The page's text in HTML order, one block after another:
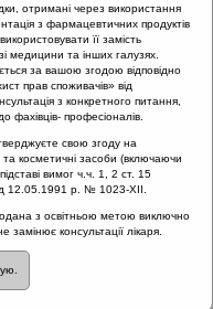
EPOS 2020
ГРС
отримані через використання
з фармацевтичних продуктів
її замість
медицини та інших галузях.
за вашою згодою відповідно
прав споживачів» від
з конкретного питання,
фахівців- професіоналів.
свою згоду на
та косметичні засоби (включаючи
вимог ч.ч. 1, 2 ст. 15
12.05.1991 р. № 1023-XII.
з освітньою метою виключно
консультації лікаря.